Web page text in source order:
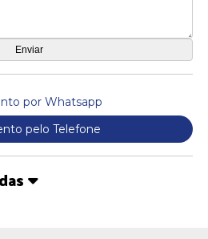
por Whatsapp
pelo Telefone